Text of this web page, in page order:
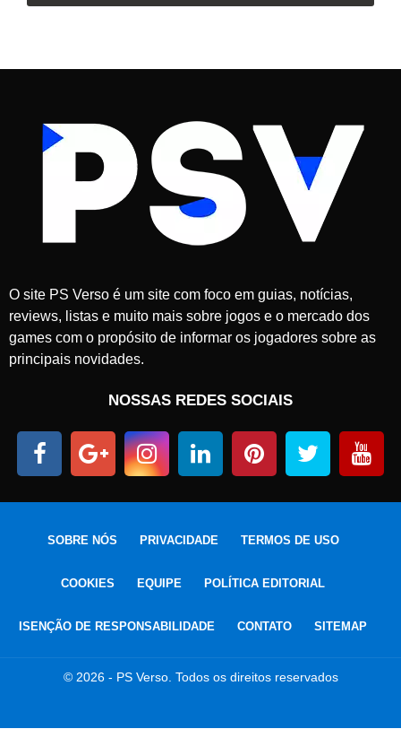
O site PS Verso é um site com foco em guias, notícias,
reviews, listas e muito mais sobre jogos e o mercado dos
games com o propósito de informar os jogadores sobre as
principais novidades.
NOSSAS REDES SOCIAIS
SOBRE NÓS PRIVACIDADE TERMOS DE USO
COOKIES EQUIPE POLÍTICA EDITORIAL
ISENÇÃO DE RESPONSABILIDADE CONTATO SITEMAP
© 2026 - PS Verso. Todos os direitos reservados